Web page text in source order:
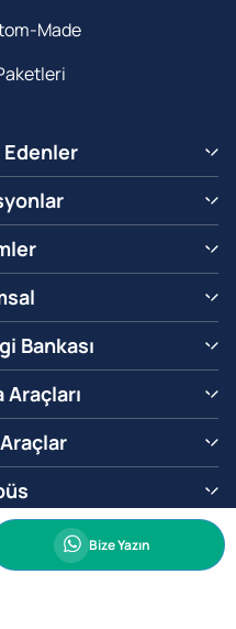
Made
Edenler
Bankası
Araçları
Whatsapp
Bize Yazın